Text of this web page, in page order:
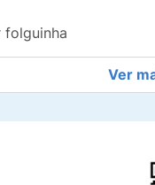
folguinha
aos
Ver